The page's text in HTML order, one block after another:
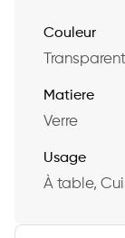
Couleur
Transparent
Matiere
Verre
Usage
À table,